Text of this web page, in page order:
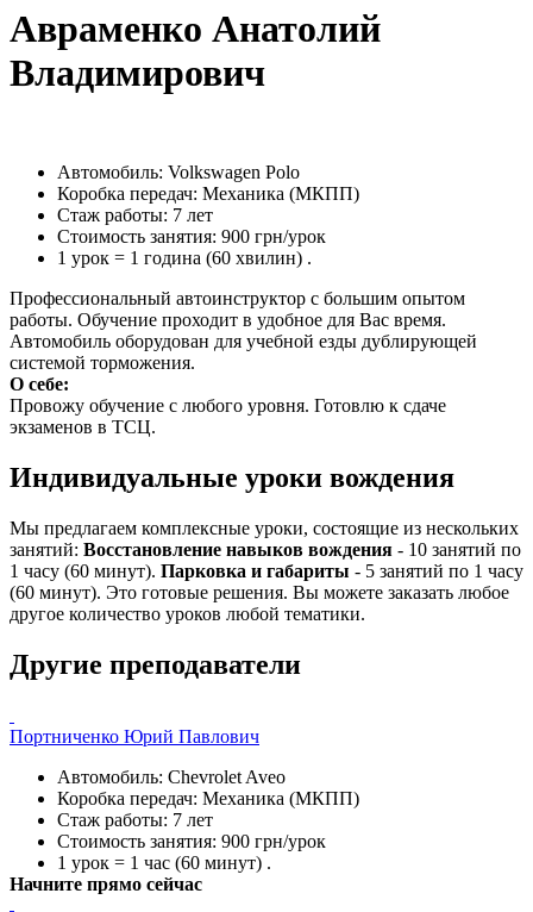
Авраменко Анатолий
Владимирович
Автомобиль: Volkswagen Polo
Коробка передач: Механика (МКПП)
Стаж работы: 7 лет
Стоимость занятия: 900 грн/урок
1 урок = 1 година (60 хвилин) .
Профессиональный автоинструктор с большим опытом
работы. Обучение проходит в удобное для Вас время.
Автомобиль оборудован для учебной езды дублирующей
системой торможения.
О себе:
Провожу обучение с любого уровня. Готовлю к сдаче
экзаменов в ТСЦ.
Индивидуальные уроки вождения
Мы предлагаем комплексные уроки, состоящие из нескольких
занятий: Восстановление навыков вождения - 10 занятий по
1 часу (60 минут). Парковка и габариты - 5 занятий по 1 часу
(60 минут). Это готовые решения. Вы можете заказать любое
другое количество уроков любой тематики.
Другие преподаватели
Портниченко Юрий Павлович
Автомобиль: Chevrolet Aveo
Коробка передач: Механика (МКПП)
Стаж работы: 7 лет
Стоимость занятия: 900 грн/урок
1 урок = 1 час (60 минут) .
Начните прямо сейчас